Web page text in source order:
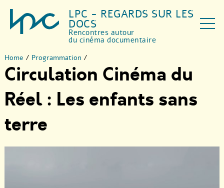
LPC - REGARDS SUR LES
DOCS
Rencontres autour
du cinéma documentaire
Home / Programmation /
Circulation Cinéma du
Réel : Les enfants sans
terre